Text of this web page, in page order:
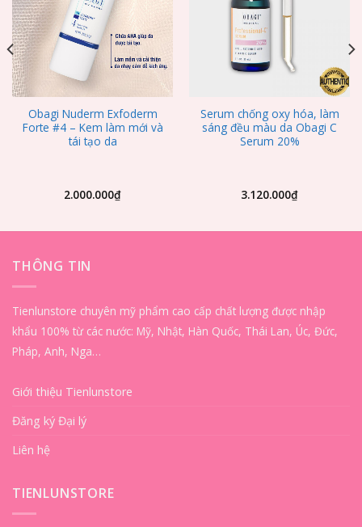
Obagi Nuderm Exfoderm
Forte #4 – Kem làm mới và
tái tạo da
2.000.000₫
Serum chống oxy hóa, làm
sáng đều màu da Obagi C
Serum 20%
3.120.000₫
THÔNG TIN
Tienlunstore chuyên mỹ phẩm cao cấp chất lượng được nhập
khẩu 100% từ các nước: Mỹ, Nhật, Hàn Quốc, Thái Lan, Úc, Đức,
Pháp, Anh, Nga…
Giới thiệu Tienlunstore
Đăng ký Đại lý
Liên hệ
TIENLUNSTORE